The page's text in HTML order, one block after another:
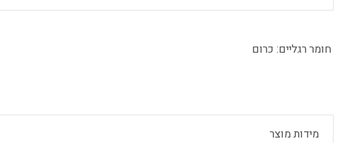
חומר רגליים: כרום
מידות מוצר